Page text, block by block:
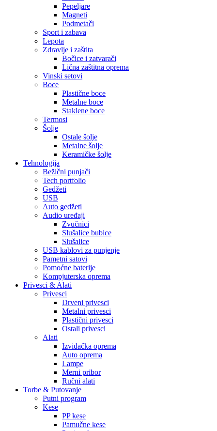
Pepeljare
Magneti
Podmetači
Sport i zabava
Lepota
Zdravlje i zaštita
Bočice i zatvarači
Lična zaštitna oprema
Vinski setovi
Boce
Plastične boce
Metalne boce
Staklene boce
Termosi
Šolje
Ostale šolje
Metalne šolje
Keramičke šolje
Tehnologija
Bežični punjači
Tech portfolio
Gedžeti
USB
Auto gedžeti
Audio uređaji
Zvučnici
Slušalice bubice
Slušalice
USB kablovi za punjenje
Pametni satovi
Pomoćne baterije
Kompjuterska oprema
Privesci & Alati
Privesci
Drveni privesci
Metalni privesci
Plastični privesci
Ostali privesci
Alati
Izviđačka oprema
Auto oprema
Lampe
Merni pribor
Ručni alati
Torbe & Putovanje
Putni program
Kese
PP kese
Pamučne kese